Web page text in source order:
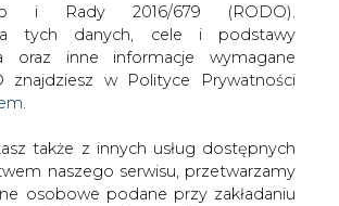
CIRE.TV
i Rady 2016/679 (RODO).
tych danych, cele i podstawy
oraz inne informacje wymagane
znajdziesz w Polityce Prywatności
także z innych usług dostępnych
naszego serwisu, przetwarzamy
osobowe podane przy zakładaniu